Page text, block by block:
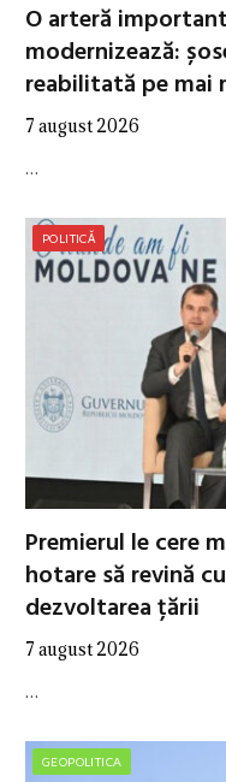
O arteră
modernizează:
reabilitată pe mai
7 august 2026
…
POLITICĂ
Premierul le cere
hotare să revină
dezvoltarea țării
7 august 2026
…
GEOPOLITICA